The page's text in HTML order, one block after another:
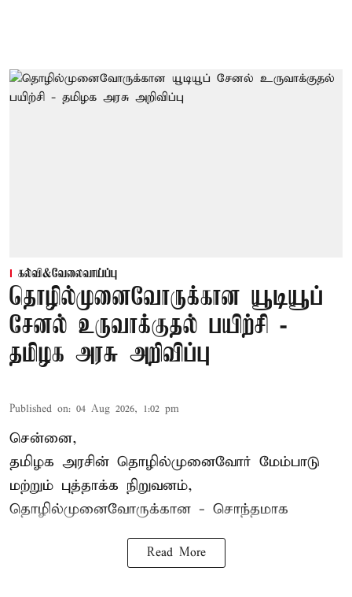
கல்வி&வேலைவாய்ப்பு
தொழில்முனைவோருக்கான யூடியூப்
சேனல் உருவாக்குதல் பயிற்சி -
தமிழக அரசு அறிவிப்பு
Published on: 04 Aug 2026, 1:02 pm
சென்னை,
தமிழக அரசின் தொழில்முனைவோர் மேம்பாடு
மற்றும் புத்தாக்க நிறுவனம்,
தொழில்முனைவோருக்கான - சொந்தமாக
Read More